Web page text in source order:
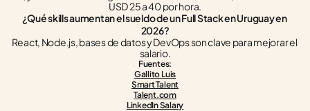
USD 25 a 40 por hora.
¿Qué skills aumentan el sueldo de un Full Stack en Uruguay en
2026?
React, Node.js, bases de datos y DevOps son clave para mejorar el
salario.
Fuentes:
Gallito Luis
Smart Talent
Talent.com
LinkedIn Salary